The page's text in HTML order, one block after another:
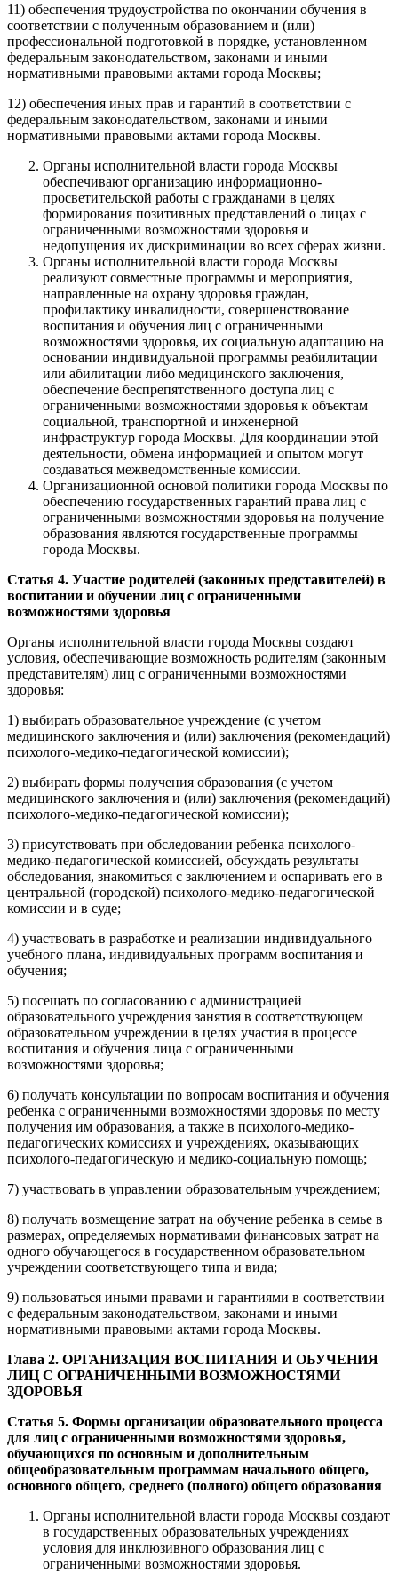
11) обеспечения трудоустройства по окончании обучения в
соответствии с полученным образованием и (или)
профессиональной подготовкой в порядке, установленном
федеральным законодательством, законами и иными
нормативными правовыми актами города Москвы;
12) обеспечения иных прав и гарантий в соответствии с
федеральным законодательством, законами и иными
нормативными правовыми актами города Москвы.
Органы исполнительной власти города Москвы
обеспечивают организацию информационно-
просветительской работы с гражданами в целях
формирования позитивных представлений о лицах с
ограниченными возможностями здоровья и
недопущения их дискриминации во всех сферах жизни.
Органы исполнительной власти города Москвы
реализуют совместные программы и мероприятия,
направленные на охрану здоровья граждан,
профилактику инвалидности, совершенствование
воспитания и обучения лиц с ограниченными
возможностями здоровья, их социальную адаптацию на
основании индивидуальной программы реабилитации
или абилитации либо медицинского заключения,
обеспечение беспрепятственного доступа лиц с
ограниченными возможностями здоровья к объектам
социальной, транспортной и инженерной
инфраструктур города Москвы. Для координации этой
деятельности, обмена информацией и опытом могут
создаваться межведомственные комиссии.
Организационной основой политики города Москвы по
обеспечению государственных гарантий права лиц с
ограниченными возможностями здоровья на получение
образования являются государственные программы
города Москвы.
Статья 4. Участие родителей (законных представителей) в
воспитании и обучении лиц с ограниченными
возможностями здоровья
Органы исполнительной власти города Москвы создают
условия, обеспечивающие возможность родителям (законным
представителям) лиц с ограниченными возможностями
здоровья:
1) выбирать образовательное учреждение (с учетом
медицинского заключения и (или) заключения (рекомендаций)
психолого-медико-педагогической комиссии);
2) выбирать формы получения образования (с учетом
медицинского заключения и (или) заключения (рекомендаций)
психолого-медико-педагогической комиссии);
3) присутствовать при обследовании ребенка психолого-
медико-педагогической комиссией, обсуждать результаты
обследования, знакомиться с заключением и оспаривать его в
центральной (городской) психолого-медико-педагогической
комиссии и в суде;
4) участвовать в разработке и реализации индивидуального
учебного плана, индивидуальных программ воспитания и
обучения;
5) посещать по согласованию с администрацией
образовательного учреждения занятия в соответствующем
образовательном учреждении в целях участия в процессе
воспитания и обучения лица с ограниченными
возможностями здоровья;
6) получать консультации по вопросам воспитания и обучения
ребенка с ограниченными возможностями здоровья по месту
получения им образования, а также в психолого-медико-
педагогических комиссиях и учреждениях, оказывающих
психолого-педагогическую и медико-социальную помощь;
7) участвовать в управлении образовательным учреждением;
8) получать возмещение затрат на обучение ребенка в семье в
размерах, определяемых нормативами финансовых затрат на
одного обучающегося в государственном образовательном
учреждении соответствующего типа и вида;
9) пользоваться иными правами и гарантиями в соответствии
с федеральным законодательством, законами и иными
нормативными правовыми актами города Москвы.
Глава 2. ОРГАНИЗАЦИЯ ВОСПИТАНИЯ И ОБУЧЕНИЯ
ЛИЦ С ОГРАНИЧЕННЫМИ ВОЗМОЖНОСТЯМИ
ЗДОРОВЬЯ
Статья 5. Формы организации образовательного процесса
для лиц с ограниченными возможностями здоровья,
обучающихся по основным и дополнительным
общеобразовательным программам начального общего,
основного общего, среднего (полного) общего образования
Органы исполнительной власти города Москвы создают
в государственных образовательных учреждениях
условия для инклюзивного образования лиц с
ограниченными возможностями здоровья.